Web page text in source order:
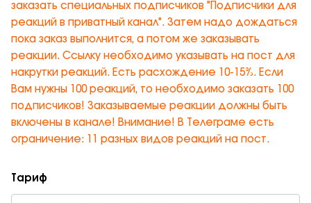
Тариф
заказать специальных подписчиков "Подписчики для
реакций в приватный канал". Затем надо дождаться
пока заказ выполнится, а потом же заказывать
реакции. Ссылку необходимо указывать на пост для
накрутки реакций. Есть расхождение 10-15%. Если
Вам нужны 100 реакций, то необходимо заказать 100
подписчиков! Заказываемые реакции должны быть
включены в канале! Внимание! В Телеграме есть
ограничение: 11 разных видов реакций на пост.